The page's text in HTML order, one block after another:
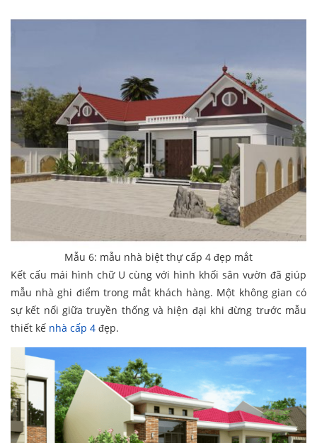
Mẫu 6: mẫu nhà biệt thự cấp 4 đẹp mắt
Kết cấu mái hình chữ U cùng với hình khối sân vườn đã giúp
mẫu nhà ghi điểm trong mắt khách hàng. Một không gian có
sự kết nối giữa truyền thống và hiện đại khi đừng trước mẫu
thiết kế nhà cấp 4 đẹp.